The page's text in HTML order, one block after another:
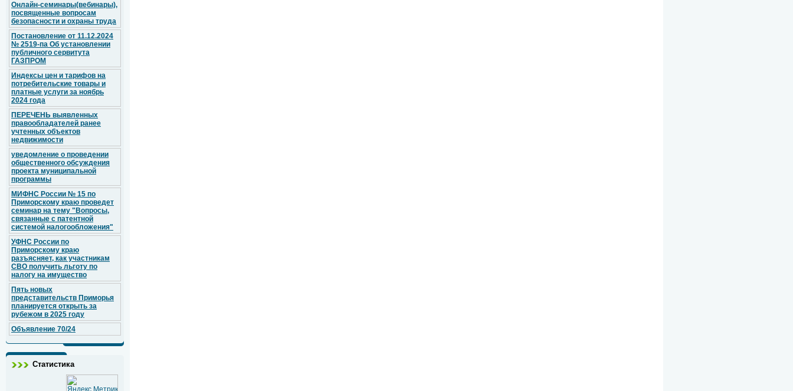
Онлайн-семинары(вебинары),
посвященные вопросам
безопасности и охраны труда
Постановление от 11.12.2024
№ 2519-па Об установлении
публичного сервитута
ГАЗПРОМ
Индексы цен и тарифов на
потребительские товары и
платные услуги за ноябрь
2024 года
ПЕРЕЧЕНЬ выявленных
правообладателей ранее
учтенных объектов
недвижимости
уведомление о проведении
общественного обсуждения
проекта муниципальной
программы
МИФНС России № 15 по
Приморскому краю проведет
семинар на тему "Вопросы,
связанные с патентной
системой налогообложения"
УФНС России по
Приморскому краю
разъясняет, как участникам
СВО получить льготу по
налогу на имущество
Пять новых
представительств Приморья
планируется открыть за
рубежом в 2025 году
Объявление 70/24
Статистика